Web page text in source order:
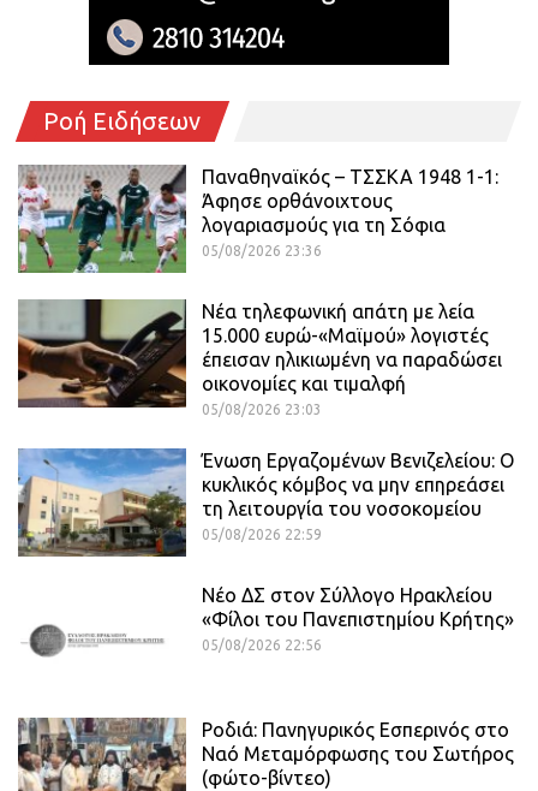
Ροή Ειδήσεων
Παναθηναϊκός – ΤΣΣΚΑ 1948 1-1:
Άφησε ορθάνοιχτους
λογαριασμούς για τη Σόφια
05/08/2026 23:36
Νέα τηλεφωνική απάτη με λεία
15.000 ευρώ-«Μαϊμού» λογιστές
έπεισαν ηλικιωμένη να παραδώσει
οικονομίες και τιμαλφή
05/08/2026 23:03
Ένωση Εργαζομένων Βενιζελείου: Ο
κυκλικός κόμβος να μην επηρεάσει
τη λειτουργία του νοσοκομείου
05/08/2026 22:59
Νέο ΔΣ στον Σύλλογο Ηρακλείου
«Φίλοι του Πανεπιστημίου Κρήτης»
05/08/2026 22:56
Ροδιά: Πανηγυρικός Εσπερινός στο
Ναό Μεταμόρφωσης του Σωτήρος
(φώτο-βίντεο)